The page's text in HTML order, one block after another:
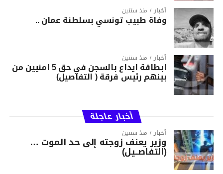
أخبار منذ سنتين
وفاة طبيب تونسي بسلطنة عمان ..
أخبار منذ سنتين
ابطاقة ايداع بالسجن في حق 5 امنيين من
بينهم رئيس فرقة ( التفاصيل)
أخبار عاجلة
أخبار منذ سنتين
وزير يعنف زوجته إلى حد الموت …
(التفاصــيل)